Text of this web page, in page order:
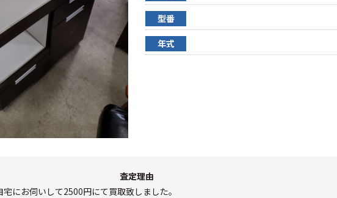
型番
年式
査定理由
にお伺いして2500円にて買取致しました。